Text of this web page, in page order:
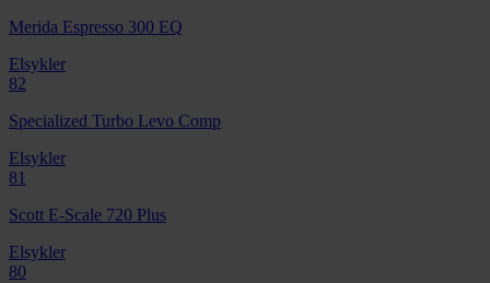
Merida Espresso 300 EQ
Elsykler
82
Specialized Turbo Levo Comp
Elsykler
81
Scott E-Scale 720 Plus
Elsykler
80